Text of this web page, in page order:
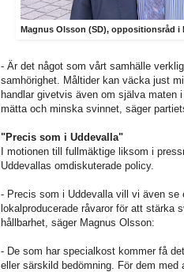
Magnus Olsson (SD), oppositionsråd i
- Är det något som vårt samhälle
samhörighet. Måltider kan väcka just
handlar givetvis även om själva
mätta och minska svinnet, säger
"Precis som i Uddevalla"
I motionen till fullmäktige liksom i
Uddevallas omdiskuterade policy.
- Precis som i Uddevalla vill vi även se
lokalproducerade råvaror för att stärka
hållbarhet, säger Magnus Olsson:
- De som har specialkost kommer få
eller särskild bedömning. För dem med